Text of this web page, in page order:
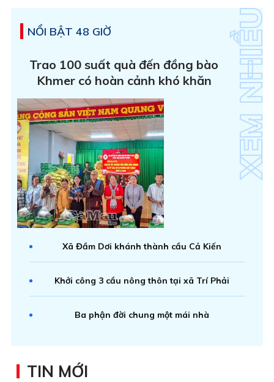
NỔI BẬT 48 GIỜ
Trao 100 suất quà đến đồng bào
Khmer có hoàn cảnh khó khăn
Xã Đầm Dơi khánh thành cầu Cả Kiến
Khởi công 3 cầu nông thôn tại xã Trí Phải
Ba phận đời chung một mái nhà
TIN MỚI